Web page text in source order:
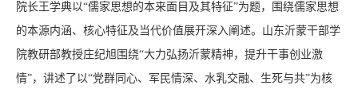
院长王学典以“儒家思想的本来面目及其特征”为题，围绕儒家思想
的本源内涵、核心特征及当代价值展开深入阐述。山东沂蒙干部学
院教研部教授庄纪旭围绕“大力弘扬沂蒙精神，提升干事创业激
情”，讲述了以“党群同心、军民情深、水乳交融、生死与共”为核